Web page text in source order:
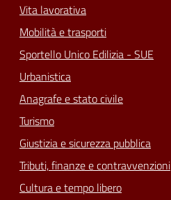
Vita lavorativa
Mobilità e trasporti
Sportello Unico Edilizia - SUE
Urbanistica
Anagrafe e stato civile
Turismo
Giustizia e sicurezza pubblica
Tributi, finanze e contravvenzioni
Cultura e tempo libero